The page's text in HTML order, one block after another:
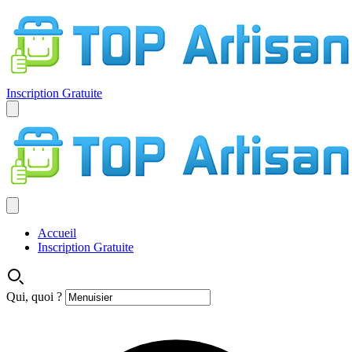
Inscription Gratuite
Accueil
Inscription Gratuite
Qui, quoi ?